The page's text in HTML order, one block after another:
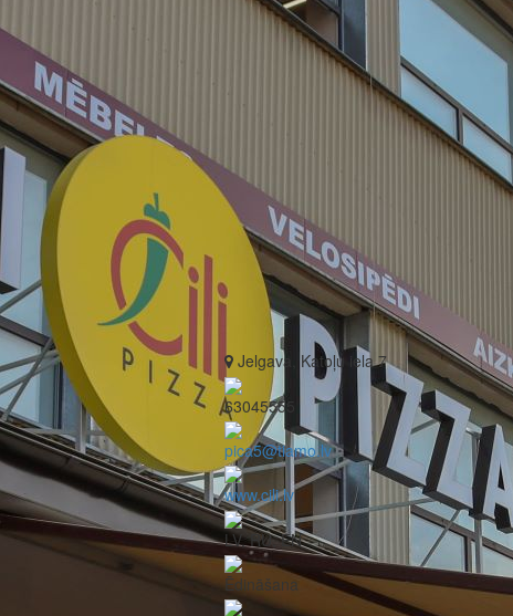
Jelgava, Katoļu iela 7
63045555
pica5@tiamo.lv
www.cili.lv
LV, RU, EN
Ēdināšana